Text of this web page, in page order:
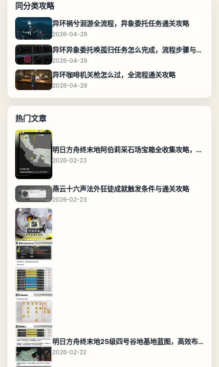
同分类攻略
异环祸兮洄游全流程，异象委托任务通关攻略
2026-04-29
异环异象委托唤孤归任务怎么完成，流程步骤与位置攻略
2026-04-29
异环咖啡机关枪怎么过，全流程通关攻略
2026-04-29
热门文章
明日方舟终末地阿伯莉采石场宝箱全收集攻略，全点位分布图与路线
2026-02-23
燕云十六声法外狂徒成就触发条件与通关攻略
2026-02-23
明日方舟终末地25级四号谷地基地蓝图，高效布局规划
2026-02-22